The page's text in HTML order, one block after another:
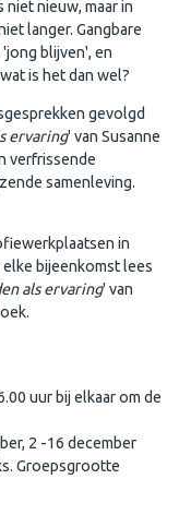
nieuw, maar in
langer. Gangbare
blijven', en
is het dan wel?
gevolgd
ervaring' van Susanne
verfrissende
samenleving.
in
bijeenkomst lees
als ervaring' van
uur bij elkaar om de
2 -16 december
Groepsgrootte